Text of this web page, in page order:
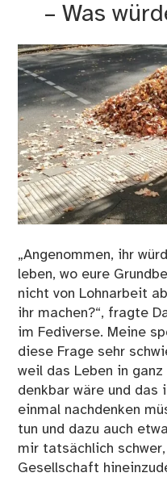
– Was
„Angenommen, ihr
leben, wo eure
nicht von Lohnarbeit
ihr machen?“, fragte
im Fediverse. Meine
diese Frage sehr
weil das Leben in
denkbar wäre und das
einmal nachdenken
tun und dazu auch
mir tatsächlich
Gesellschaft